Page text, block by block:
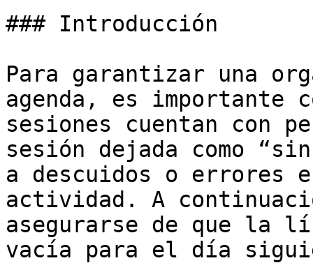
### Introducción
Para garantizar una
agenda, es importante
sesiones cuentan con
sesión dejada como
a descuidos o errores
actividad. A
asegurarse de que la
vacía para el día